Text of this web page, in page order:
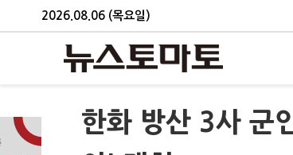
2026.08.06 (목요일)
한화 방산 3사 군